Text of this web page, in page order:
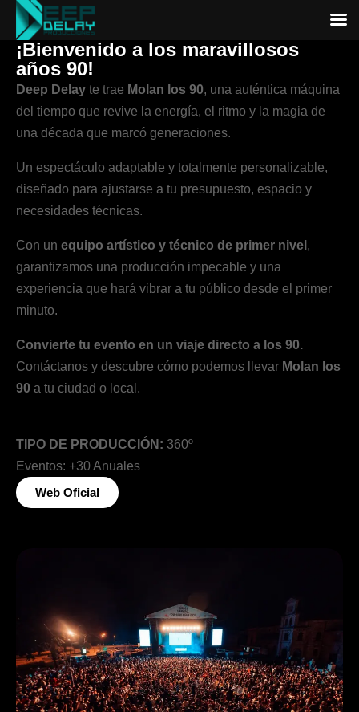
¡Bienvenido a los maravillosos
años 90!
Deep Delay te trae Molan los 90, una auténtica máquina
del tiempo que revive la energía, el ritmo y la magia de
una década que marcó generaciones.
Un espectáculo adaptable y totalmente personalizable,
diseñado para ajustarse a tu presupuesto, espacio y
necesidades técnicas.
Con un equipo artístico y técnico de primer nivel ,
garantizamos una producción impecable y una
experiencia que hará vibrar a tu público desde el primer
minuto.
Convierte tu evento en un viaje directo a los 90.
Contáctanos y descubre cómo podemos llevar Molan los
90 a tu ciudad o local.
TIPO DE PRODUCCIÓN: 360º
Eventos: +30 Anuales
Web Oficial